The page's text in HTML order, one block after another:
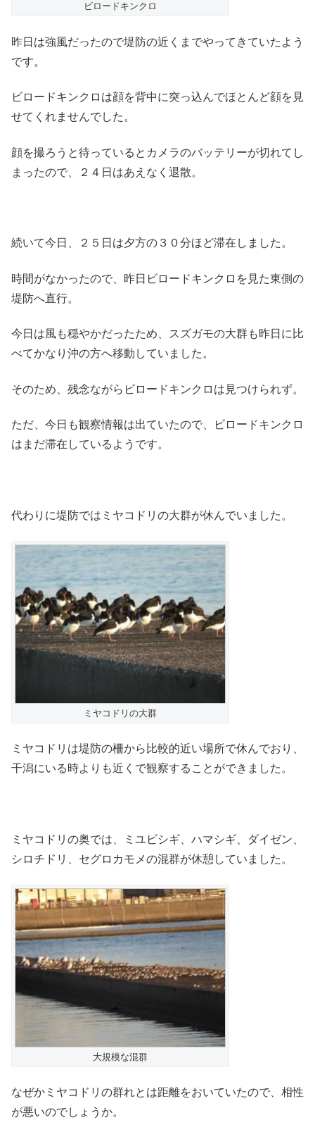
ビロードキンクロ
昨日は強風だったので堤防の近くまでやってきていたよう
です。
ビロードキンクロは顔を背中に突っ込んでほとんど顔を見
せてくれませんでした。
顔を撮ろうと待っているとカメラのバッテリーが切れてし
まったので、２４日はあえなく退散。
続いて今日、２５日は夕方の３０分ほど滞在しました。
時間がなかったので、昨日ビロードキンクロを見た東側の
堤防へ直行。
今日は風も穏やかだったため、スズガモの大群も昨日に比
べてかなり沖の方へ移動していました。
そのため、残念ながらビロードキンクロは見つけられず。
ただ、今日も観察情報は出ていたので、ビロードキンクロ
はまだ滞在しているようです。
代わりに堤防ではミヤコドリの大群が休んでいました。
ミヤコドリの大群
ミヤコドリは堤防の柵から比較的近い場所で休んでおり、
干潟にいる時よりも近くで観察することができました。
ミヤコドリの奥では、ミユビシギ、ハマシギ、ダイゼン、
シロチドリ、セグロカモメの混群が休憩していました。
大規模な混群
なぜかミヤコドリの群れとは距離をおいていたので、相性
が悪いのでしょうか。